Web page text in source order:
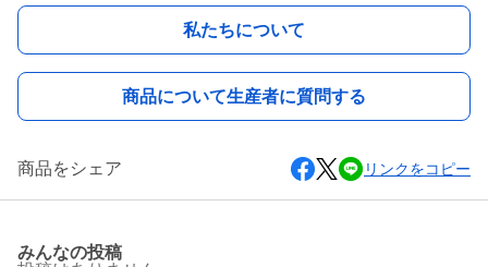
私たちについて
商品について生産者に質問する
商品をシェア リンクをコピー
みんなの投稿